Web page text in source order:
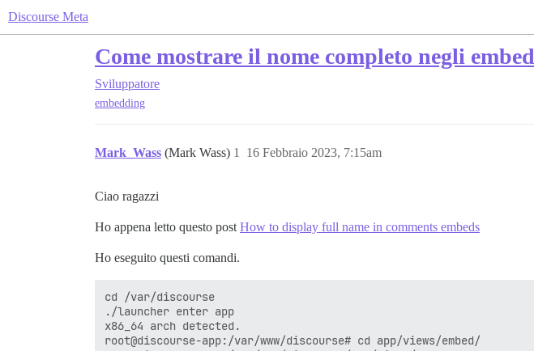
Discourse Meta
Come mostrare il nome completo negli embed
Sviluppatore
embedding
Mark_Wass (Mark Wass) 16 Febbraio 2023, 7:15am
1
Ciao ragazzi
Ho appena letto questo post How to display full name in comments embeds
Ho eseguito questi comandi.
cd /var/discourse
./launcher enter app
x86_64 arch detected.
root@discourse-app:/var/www/discourse# cd app/views/embed/